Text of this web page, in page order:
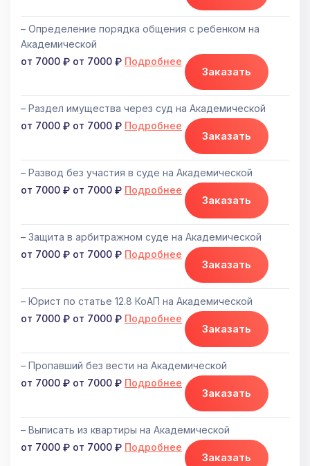
– Определение порядка общения с ребенком на
Академической
от 7000
от 7000 Подробнее
Заказать
– Раздел имущества через суд на Академической
от 7000
от 7000 Подробнее
Заказать
– Развод без участия в суде на Академической
от 7000
от 7000 Подробнее
Заказать
– Защита в арбитражном суде на Академической
от 7000
от 7000 Подробнее
Заказать
– Юрист по статье 12.8 КоАП на Академической
от 7000
от 7000 Подробнее
Заказать
– Пропавший без вести на Академической
от 7000
от 7000 Подробнее
Заказать
– Выписать из квартиры на Академической
от 7000
от 7000 Подробнее
Заказать